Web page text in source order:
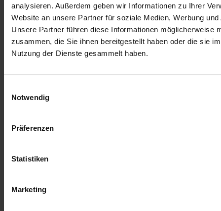
analysieren. Außerdem geben wir Informationen zu Ihrer
Website an unsere Partner für soziale Medien, Werbung
Unsere Partner führen diese Informationen möglicherweise
zusammen, die Sie ihnen bereitgestellt haben oder die sie
Nutzung der Dienste gesammelt haben.
Notwendig
Präferenzen
Statistiken
Marketing